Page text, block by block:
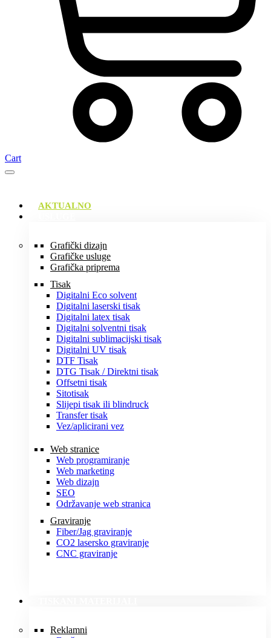
Cart
AKTUALNO
Grafički dizajn
Grafičke usluge
Grafička priprema
Tisak
Digitalni Eco solvent
Digitalni laserski tisak
Digitalni latex tisak
Digitalni solventni tisak
Digitalni sublimacijski tisak
Digitalni UV tisak
DTF Tisak
DTG Tisak / Direktni tisak
Offsetni tisak
Sitotisak
Slijepi tisak ili blindruck
Transfer tisak
Vez/aplicirani vez
Web stranice
Web programiranje
Web marketing
Web dizajn
SEO
Održavanje web stranica
Graviranje
Fiber/Jag graviranje
CO2 lasersko graviranje
CNC graviranje
Reklamni